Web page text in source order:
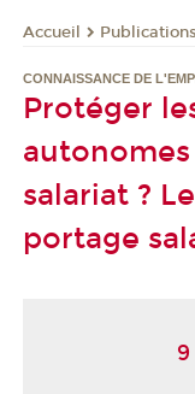
Accueil
CONNAISSANCE DE
Protéger
salariat ?
portage